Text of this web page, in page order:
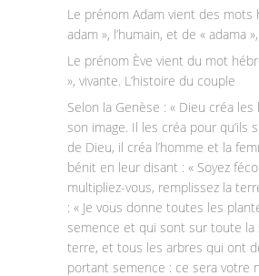
Le prénom Adam vient des mots
adam », l’humain, et de « adama
Le prénom Ève vient du mot
», vivante. L’histoire du couple
Selon la Genèse : « Dieu créa
son image. Il les créa pour qu’ils
de Dieu, il créa l’homme et la
bénit en leur disant : « Soyez
multipliez-vous, remplissez la
: « Je vous donne toutes les
semence et qui sont sur toute la
terre, et tous les arbres qui ont
portant semence : ce sera votre